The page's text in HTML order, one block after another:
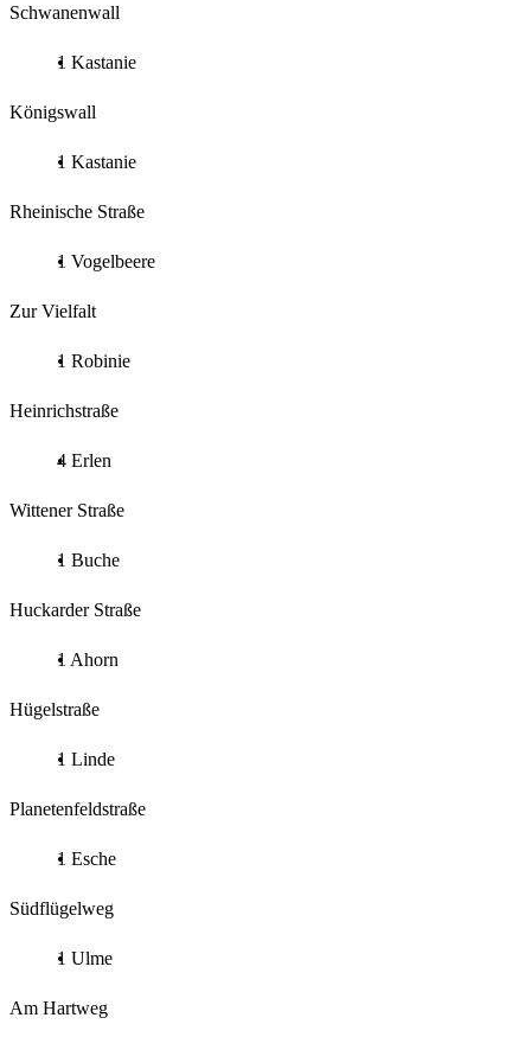
Schwanenwall
1 Kastanie
Königswall
1 Kastanie
Rheinische Straße
1 Vogelbeere
Zur Vielfalt
1 Robinie
Heinrichstraße
4 Erlen
Wittener Straße
1 Buche
Huckarder Straße
1 Ahorn
Hügelstraße
1 Linde
Planetenfeldstraße
1 Esche
Südflügelweg
1 Ulme
Am Hartweg